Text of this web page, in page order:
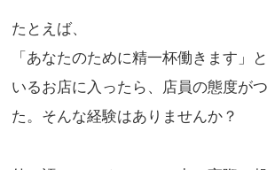
たとえば、
「あなたのために精一杯働きます」
いるお店に入ったら、店員の態度が
た。そんな経験はありませんか？